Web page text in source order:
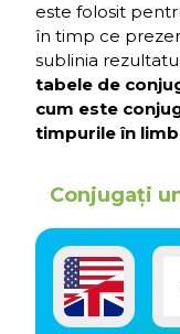
este folosit
în timp ce
sublinia
tabele de
cum este
timpurile în
Conjugați